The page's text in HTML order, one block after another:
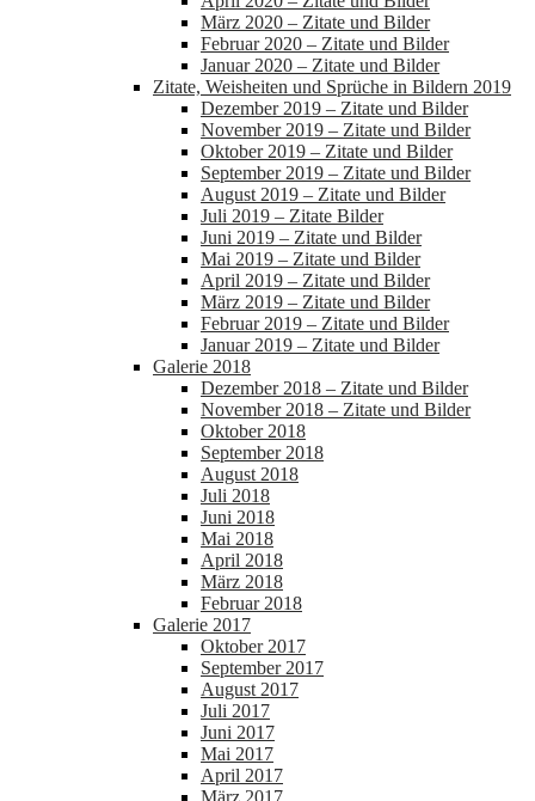
März 2020 – Zitate und Bilder
Februar 2020 – Zitate und Bilder
Januar 2020 – Zitate und Bilder
Zitate, Weisheiten und Sprüche in Bildern 2019
Dezember 2019 – Zitate und Bilder
November 2019 – Zitate und Bilder
Oktober 2019 – Zitate und Bilder
September 2019 – Zitate und Bilder
August 2019 – Zitate und Bilder
Juli 2019 – Zitate Bilder
Juni 2019 – Zitate und Bilder
Mai 2019 – Zitate und Bilder
April 2019 – Zitate und Bilder
März 2019 – Zitate und Bilder
Februar 2019 – Zitate und Bilder
Januar 2019 – Zitate und Bilder
Galerie 2018
Dezember 2018 – Zitate und Bilder
November 2018 – Zitate und Bilder
Oktober 2018
September 2018
August 2018
Juli 2018
Juni 2018
Mai 2018
April 2018
März 2018
Februar 2018
Galerie 2017
Oktober 2017
September 2017
August 2017
Juli 2017
Juni 2017
Mai 2017
April 2017
März 2017